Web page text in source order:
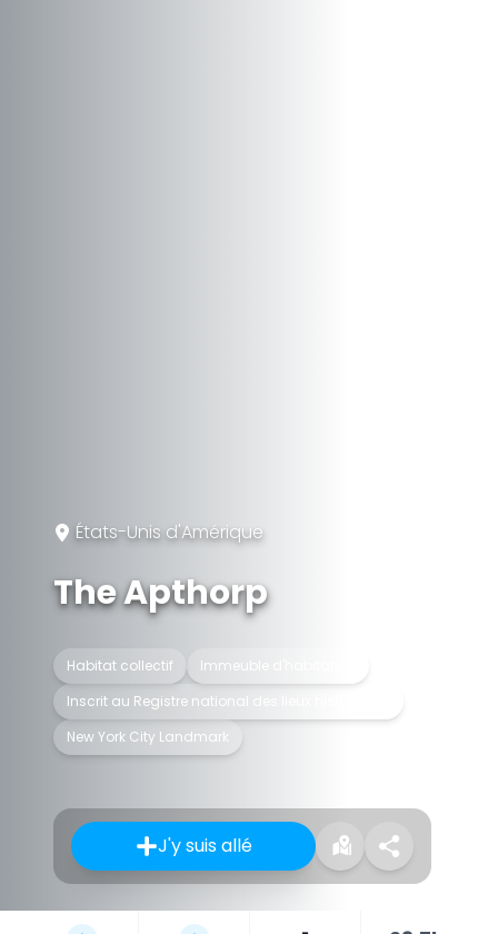
États-Unis d'Amérique
The Apthorp
Habitat collectif
Immeuble d'habitation
Inscrit au Registre national des lieux historiques
New York City Landmark
J'y suis allé